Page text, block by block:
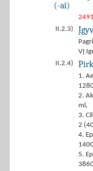
(-ai)
II.2.3)
VĮ
II.2.4)
1.
2.
ml,
3.
2
4.
5.